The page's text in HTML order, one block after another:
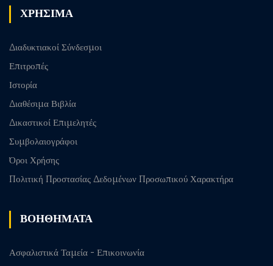
ΧΡΗΣΙΜΑ
Διαδυκτιακοί Σύνδεσμοι
Επιτροπές
Ιστορία
Διαθέσιμα Βιβλία
Δικαστικοί Επιμελητές
Συμβολαιογράφοι
Όροι Χρήσης
Πολιτική Προστασίας Δεδομένων Προσωπικού Χαρακτήρα
ΒΟΗΘΗΜΑΤΑ
Ασφαλιστικά Ταμεία - Επικοινωνία